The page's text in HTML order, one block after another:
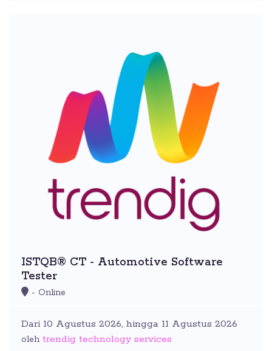
ISTQB® CT - Automotive Software
Tester
- Online
Dari 10 Agustus 2026, hingga 11 Agustus 2026
oleh trendig technology services